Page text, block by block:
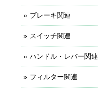
ブレーキ関連
スイッチ関連
ハンドル・レバー関連
フィルター関連